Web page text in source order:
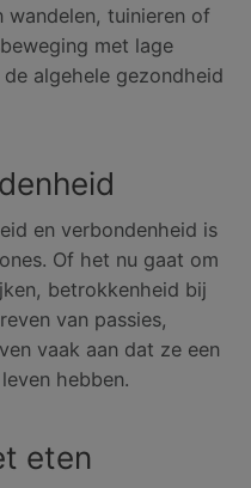
wandelen, tuinieren of
met lage
algehele gezondheid
en verbondenheid is
Of het nu gaat om
betrokkenheid bij
van passies,
vaak aan dat ze een
hebben.
eten